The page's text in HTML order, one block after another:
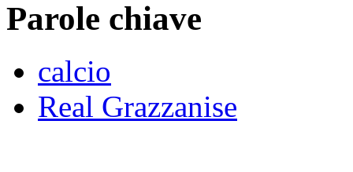
Parole chiave
calcio
Real Grazzanise